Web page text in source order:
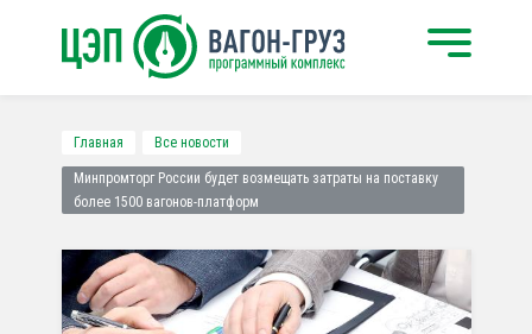
Главная Все новости
Минпромторг России будет возмещать затраты на поставку
более 1500 вагонов-платформ